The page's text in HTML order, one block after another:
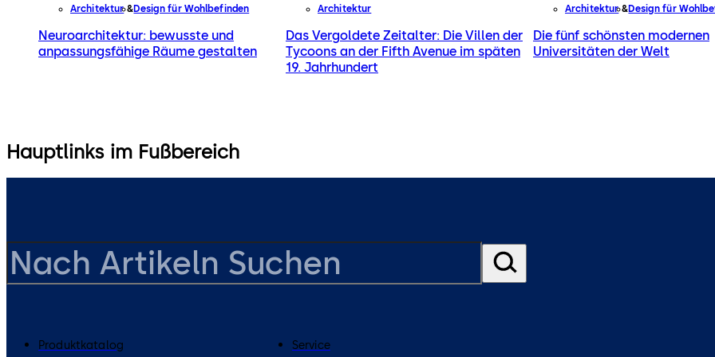
Architektur Design für Wohlbefinden
Neuroarchitektur: bewusste und
anpassungsfähige Räume gestalten
Architektur
Das Vergoldete Zeitalter: Die Villen der
Tycoons an der Fifth Avenue im späten
19. Jahrhundert
Architektur Design für
Die fünf schönsten modernen
Universitäten der Welt
Hauptlinks im Fußbereich
Produktkatalog Service